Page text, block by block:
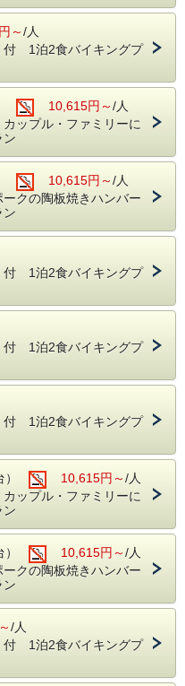
～/人
付 1泊2食バイキングプ
10,615円～/人
ップル・ファミリーに
10,615円～/人
クの陶板焼きハンバー
付 1泊2食バイキングプ
付 1泊2食バイキングプ
付 1泊2食バイキングプ
） 10,615円～/人
ップル・ファミリーに
） 10,615円～/人
クの陶板焼きハンバー
/人
付 1泊2食バイキングプ